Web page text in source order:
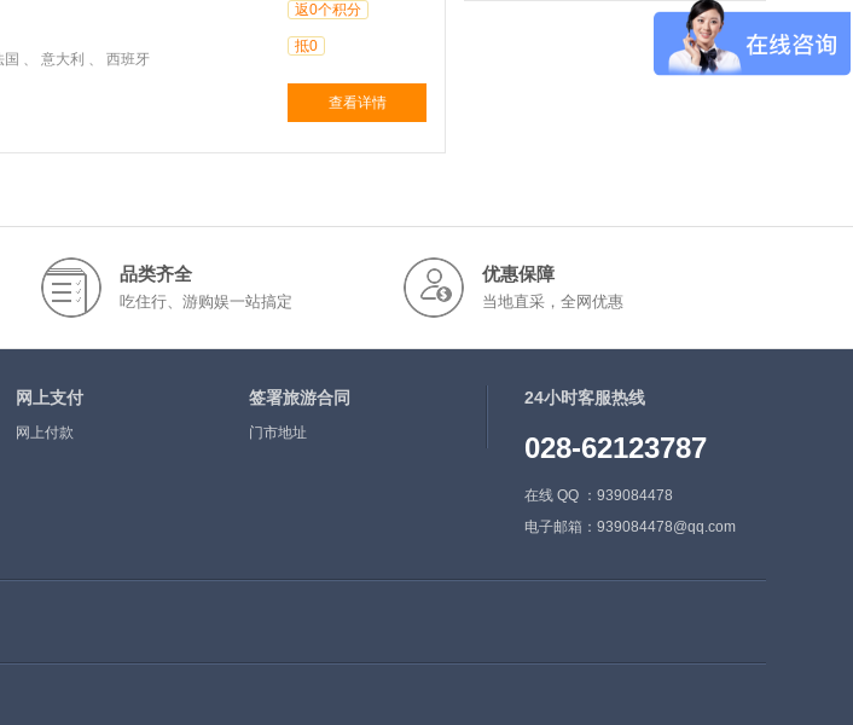
、 意大利 、 西班牙
返0个积分
抵0
查看详情
品类齐全
吃住行、游购娱一站搞定
优惠保障
当地直采，全网优惠
网上支付
网上付款
签署旅游合同
门市地址
24小时客服热线
028-62123787
在线 QQ ：939084478
电子邮箱：939084478@qq.com